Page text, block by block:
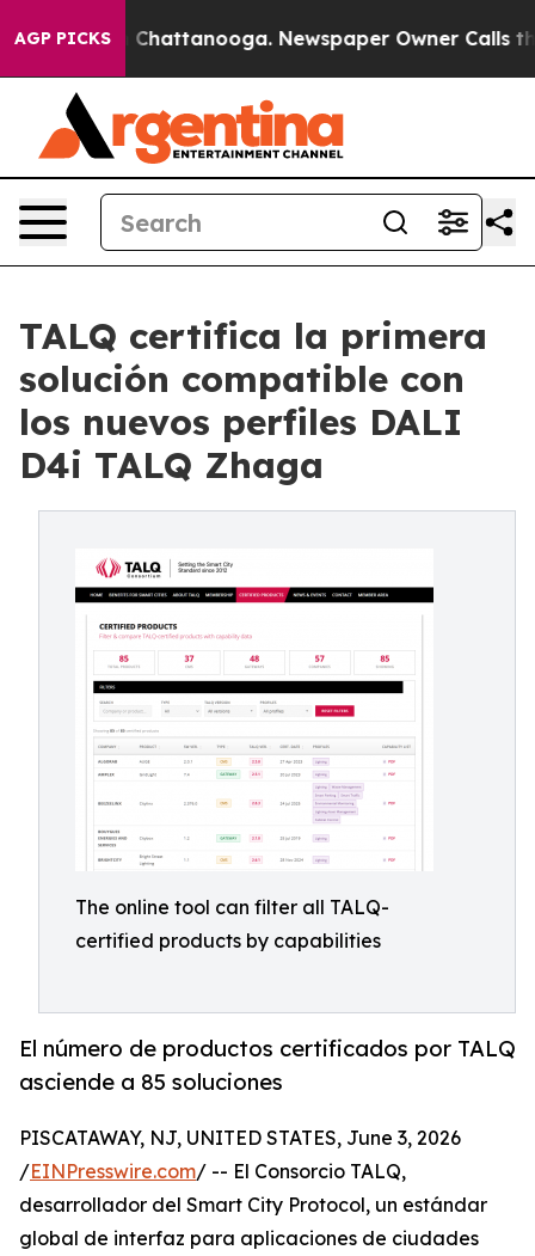
AGP PICKS
in Chattanooga. Newspaper Owner Calls the
TALQ certifica la primera
solución compatible con
los nuevos perfiles DALI
D4i TALQ Zhaga
The online tool can filter all TALQ-
certified products by capabilities
El número de productos certificados por TALQ
asciende a 85 soluciones
PISCATAWAY, NJ, UNITED STATES, June 3, 2026
/EINPresswire.com/ -- El Consorcio TALQ,
desarrollador del Smart City Protocol, un estándar
global de interfaz para aplicaciones de ciudades